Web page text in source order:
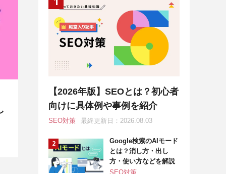
【2026年版】SEOとは？初心者
向けに具体例や事例を紹介
SEO対策 最終更新日：2026.08.03
Google検索のAIモード
とは？消し方・出し
方・使い方などを解説
SEO対策